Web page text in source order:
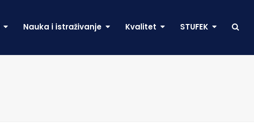
Nauka i istraživanje Kvalitet STUFEK